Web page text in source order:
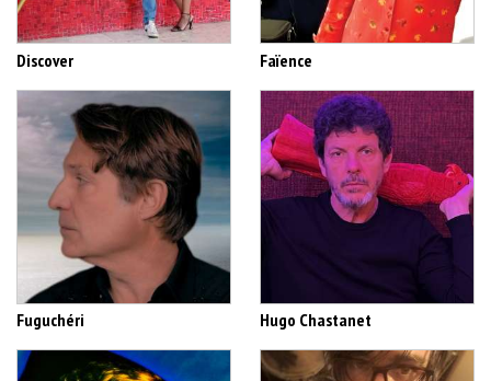
Discover Faïence
Fuguchéri Hugo Chastanet